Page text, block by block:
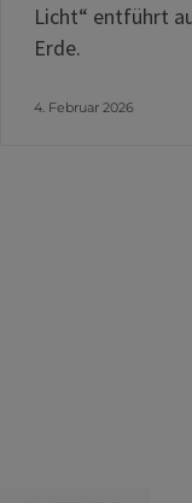
Licht“ entführt
Erde.
4. Februar 2026